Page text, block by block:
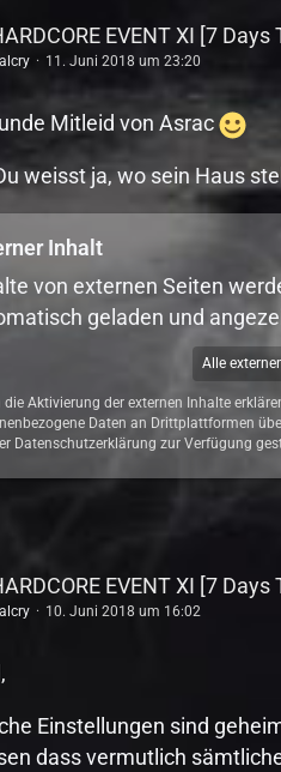
EVENT XI [7 Days
11. Juni 2018 um 23:20
Mitleid von Asrac
weisst ja, wo sein Haus
Inhalt
von externen Seiten
geladen und
Alle
die Aktivierung der externen Inhalte
Daten an Drittplattformen
Datenschutzerklärung zur Verfügung
EVENT XI [7 Days
10. Juni 2018 um 16:02
Einstellungen sind
dass vermutlich